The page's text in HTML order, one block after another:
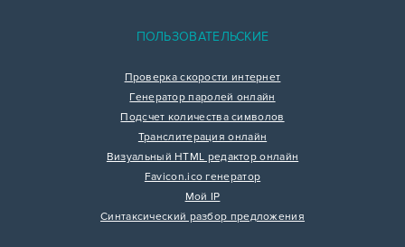
ПОЛЬЗОВАТЕЛЬСКИЕ
Проверка скорости интернет
Генератор паролей онлайн
Подсчет количества символов
Транслитерация онлайн
Визуальный HTML редактор онлайн
Favicon.ico генератор
Мой IP
Синтаксический разбор предложения